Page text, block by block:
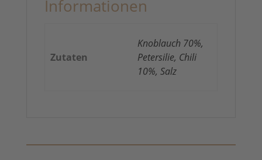
Informationen
Zutaten
Knoblauch 70%,
Petersilie, Chili
10%, Salz